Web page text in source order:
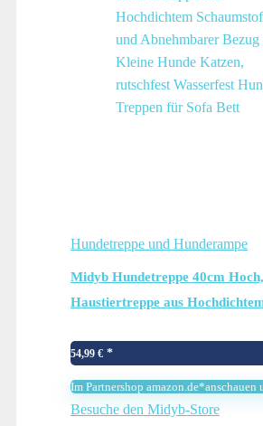
Hundetreppe und Hunderampe
Midyb Hundetreppe 40cm
Haustiertreppe aus
Kleine Hunde Katzen, rutschfest
Hunde Treppen für Sofa Bett
54,99 €
Im Partnershop amazon.de*anschauen
Besuche den Midyb-Store